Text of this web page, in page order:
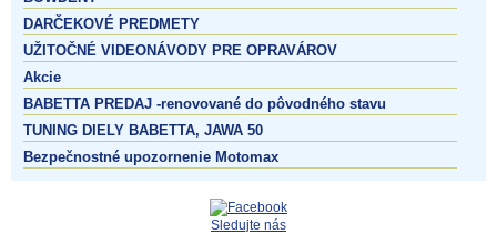
DARČEKOVÉ PREDMETY
UŽITOČNÉ VIDEONÁVODY PRE OPRAVÁROV
Akcie
BABETTA PREDAJ -renovované do pôvodného stavu
TUNING DIELY BABETTA, JAWA 50
Bezpečnostné upozornenie Motomax
Sledujte nás